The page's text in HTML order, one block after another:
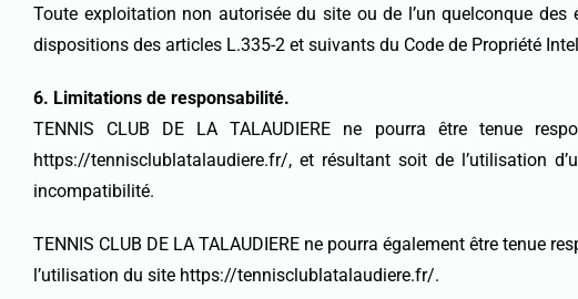
Toute exploitation non autorisée du site ou de l’un quelconque
dispositions des articles L.335-2 et suivants du Code de Propriété
6. Limitations de responsabilité.
TENNIS CLUB DE LA TALAUDIERE ne pourra être tenue
https://tennisclublatalaudiere.fr/, et résultant soit de l’utilisation
incompatibilité.
TENNIS CLUB DE LA TALAUDIERE ne pourra également être tenue
l’utilisation du site https://tennisclublatalaudiere.fr/.